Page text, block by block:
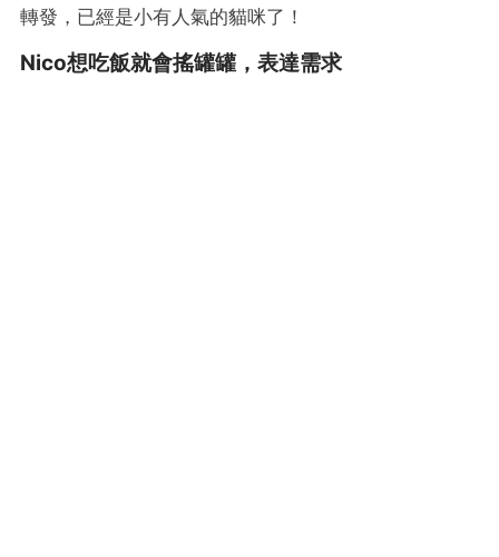
轉發，已經是小有人氣的貓咪了！
Nico想吃飯就會搖罐罐，表達需求